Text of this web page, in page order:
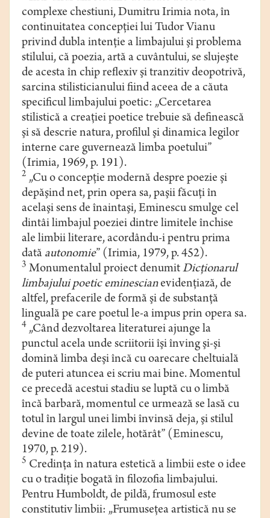
complexe chestiuni, Dumitru Irimia nota, în
continuitatea concepţiei lui Tudor Vianu
privind dubla intenţie a limbajului şi problema
stilului, că poezia, artă a cuvântului, se slujeşte
de acesta în chip reflexiv şi tranzitiv deopotrivă,
sarcina stilisticianului fiind aceea de a căuta
specificul limbajului poetic: „Cercetarea
stilistică a creaţiei poetice trebuie să definească
şi să descrie natura, profilul şi dinamica legilor
interne care guvernează limba poetului”
(Irimia, 1969, p. 191).
2 „Cu o concepţie modernă despre poezie şi
depăşind net, prin opera sa, paşii făcuţi în
acelaşi sens de înaintaşi, Eminescu smulge cel
dintâi limbajul poeziei dintre limitele închise
ale limbii literare, acordându-i pentru prima
dată autonomie” (Irimia, 1979, p. 452).
3 Monumentalul proiect denumitDicţionarul
limbajului poetic eminescianevidenţiază, de
altfel, prefacerile de formă şi de substanţă
linguală pe care poetul le-a impus prin opera sa.
4 „Când dezvoltarea literaturei ajunge la
punctul acela unde scriitorii îşi înving şi-şi
domină limba deşi încă cu oarecare cheltuială
de puteri atuncea ei scriu mai bine. Momentul
ce precedă acestui stadiu se luptă cu o limbă
încă barbară, momentul ce urmează se lasă cu
totul în largul unei limbi învinsă deja, şi stilul
devine de toate zilele, hotărât” (Eminescu,
1970, p. 219).
5 Credinţa în natura estetică a limbii este o idee
cu o tradiţie bogată în filozofia limbajului.
Pentru Humboldt, de pildă, frumosul este
constitutiv limbii: „Frumuseţea artistică nu se